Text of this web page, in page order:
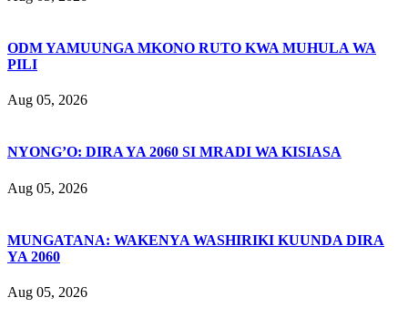
ODM YAMUUNGA MKONO RUTO KWA MUHULA WA
PILI
Aug 05, 2026
NYONG’O: DIRA YA 2060 SI MRADI WA KISIASA
Aug 05, 2026
MUNGATANA: WAKENYA WASHIRIKI KUUNDA DIRA
YA 2060
Aug 05, 2026